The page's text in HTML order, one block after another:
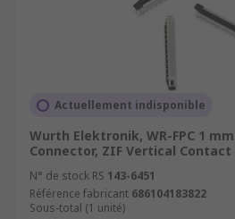
Actuellement indisponible
Wurth Elektronik, WR-FPC 1
Connector, ZIF Vertical Contact
N° de stock RS 143-6451
Référence fabricant 686104183822
Sous-total (1 unité)